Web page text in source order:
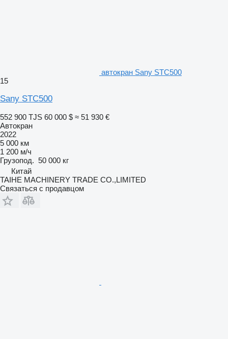
автокран Sany STC500
15
Sany STC500
552 900 TJS 60 000 $ ≈ 51 930 €
Автокран
2022
5 000 км
1 200 м/ч
Грузопод. 50 000 кг
Китай
TAIHE MACHINERY TRADE CO.,LIMITED
Связаться с продавцом